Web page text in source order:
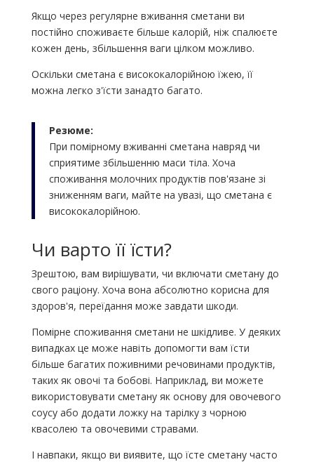
Якщо через регулярне вживання сметани ви
постійно споживаєте більше калорій, ніж спалюєте
кожен день, збільшення ваги цілком можливо.
Оскільки сметана є висококалорійною їжею, її
можна легко з'їсти занадто багато.
Резюме:
При помірному вживанні сметана навряд чи
сприятиме збільшенню маси тіла. Хоча
споживання молочних продуктів пов'язане зі
зниженням ваги, майте на увазі, що сметана є
висококалорійною.
Чи варто її їсти?
Зрештою, вам вирішувати, чи включати сметану до
свого раціону. Хоча вона абсолютно корисна для
здоров'я, переїдання може завдати шкоди.
Помірне споживання сметани не шкідливе. У деяких
випадках це може навіть допомогти вам їсти
більше багатих поживними речовинами продуктів,
таких як овочі та бобові. Наприклад, ви можете
використовувати сметану як основу для овочевого
соусу або додати ложку на тарілку з чорною
квасолею та овочевими стравами.
І навпаки, якщо ви виявите, що їсте сметану часто